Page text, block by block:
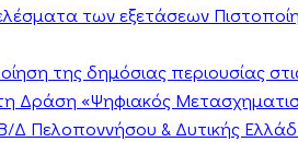
των εξετάσεων
της δημόσιας περιουσίας
Δράση «Ψηφιακός
Β/Δ Πελοποννήσου & Δυτικής